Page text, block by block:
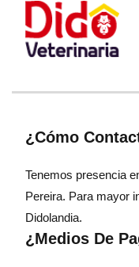
¿Cómo
Tenemos presencia
Pereira. Para mayor
Didolandia.
¿Medios De